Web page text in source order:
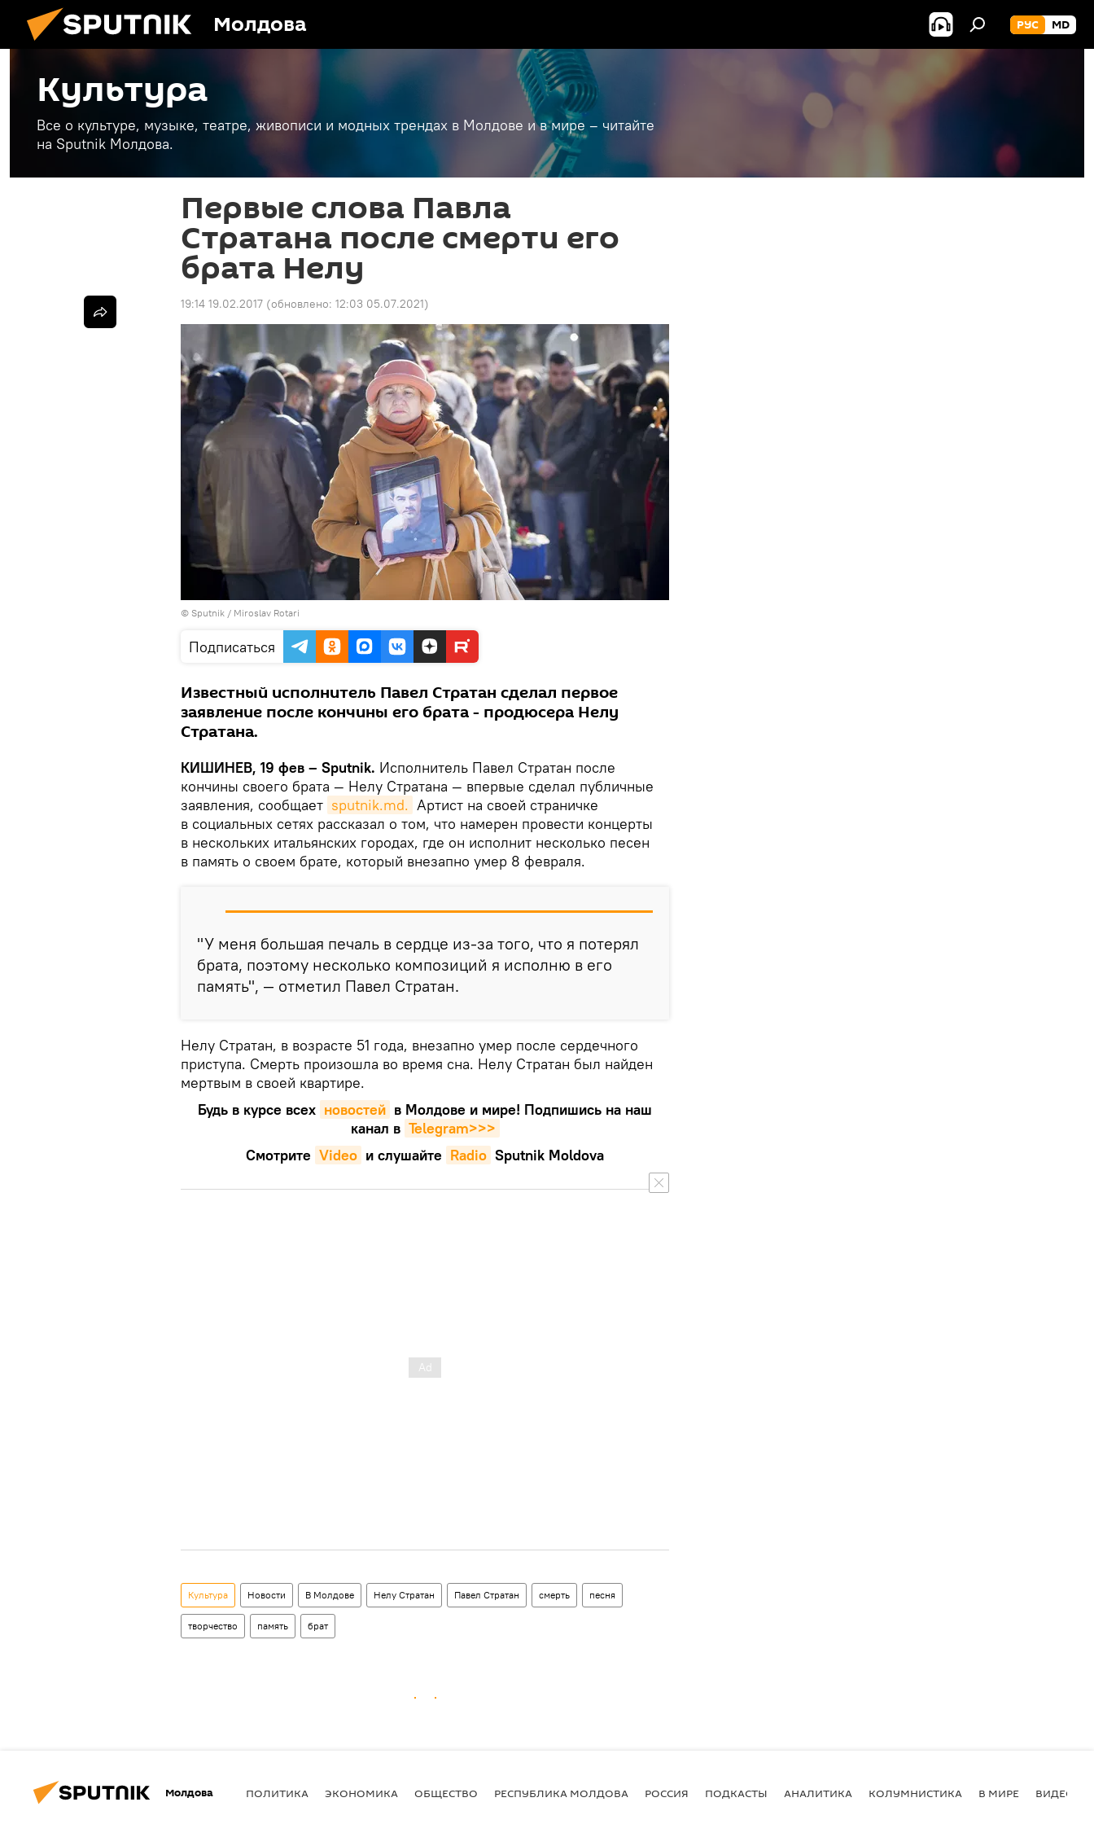
Молдова РУС MD
Культура
Все о культуре, музыке, театре, живописи и модных трендах в Молдове и в мире – читайте
на Sputnik Молдова.
Первые слова Павла
Стратана после смерти его
брата Нелу
19:14 19.02.2017 (обновлено: 12:03 05.07.2021)
© Sputnik / Miroslav Rotari
Подписаться
Известный исполнитель Павел Стратан сделал первое
заявление после кончины его брата - продюсера Нелу
Стратана.
КИШИНЕВ, 19 фев – Sputnik. Исполнитель Павел Стратан после
кончины своего брата — Нелу Стратана — впервые сделал публичные
заявления, сообщает sputnik.md. Артист на своей страничке
в социальных сетях рассказал о том, что намерен провести концерты
в нескольких итальянских городах, где он исполнит несколько песен
в память о своем брате, который внезапно умер 8 февраля.
"У меня большая печаль в сердце из-за того, что я потерял
брата, поэтому несколько композиций я исполню в его
память", — отметил Павел Стратан.
Нелу Стратан, в возрасте 51 года, внезапно умер после сердечного
приступа. Смерть произошла во время сна. Нелу Стратан был найден
мертвым в своей квартире.
Будь в курсе всех новостей в Молдове и мире! Подпишись на наш
канал в Telegram>>>
Смотрите Video и слушайте Radio Sputnik Moldova
Культура Новости В Молдове Нелу Стратан Павел Стратан смерть песня
творчество память брат
Молдова ПОЛИТИКА ЭКОНОМИКА ОБЩЕСТВО РЕСПУБЛИКА МОЛДОВА РОССИЯ ПОДКАСТЫ АНАЛИТИКА КОЛУМНИСТИКА В МИРЕ ВИДЕО